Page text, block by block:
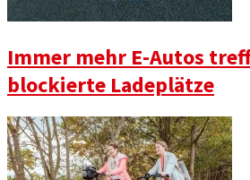
Immer mehr E-Autos
blockierte Ladeplätze